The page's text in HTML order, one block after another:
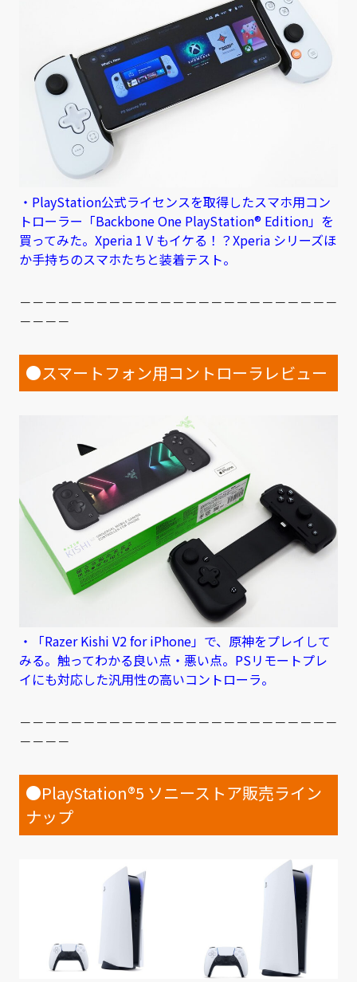
・PlayStation公式ライセンスを取得したスマホ用コン
トローラー「Backbone One PlayStation® Edition」を
買ってみた。Xperia 1 V もイケる！？Xperia シリーズほ
か手持ちのスマホたちと装着テスト。
－－－－－－－－－－－－－－－－－－－－－－－－－
－－－－
●スマートフォン用コントローラレビュー
・「Razer Kishi V2 for iPhone」で、原神をプレイして
みる。触ってわかる良い点・悪い点。PSリモートプレ
イにも対応した汎用性の高いコントローラ。
－－－－－－－－－－－－－－－－－－－－－－－－－
－－－－
●PlayStation®5 ソニーストア販売ライン
ナップ